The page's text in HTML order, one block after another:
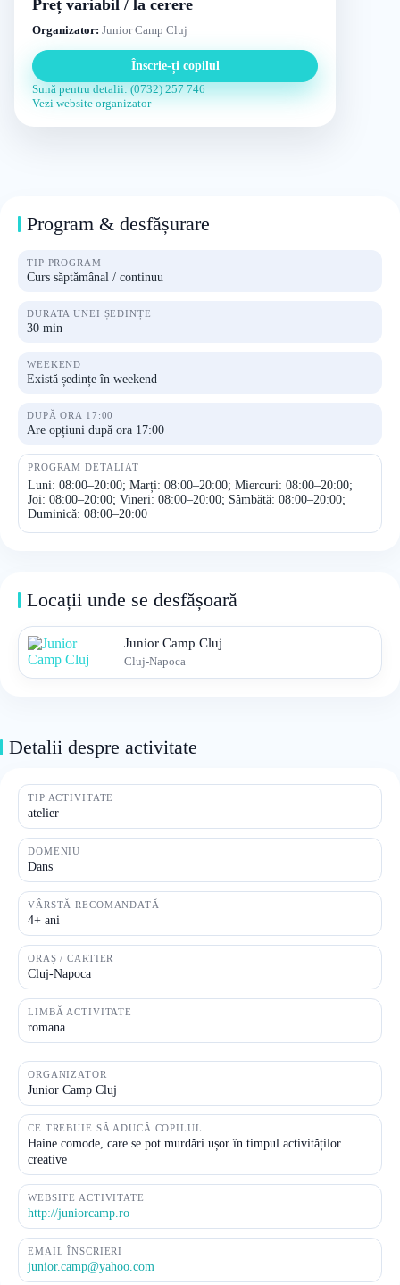
Preț variabil / la cerere
Organizator: Junior Camp Cluj
Înscrie-ți copilul
Sună pentru detalii: (0732) 257 746
Vezi website organizator
Program & desfășurare
TIP PROGRAM
Curs săptămânal / continuu
DURATA UNEI ȘEDINȚE
30 min
WEEKEND
Există ședințe în weekend
DUPĂ ORA 17:00
Are opțiuni după ora 17:00
PROGRAM DETALIAT
Luni: 08:00–20:00; Marți: 08:00–20:00; Miercuri: 08:00–20:00;
Joi: 08:00–20:00; Vineri: 08:00–20:00; Sâmbătă: 08:00–20:00;
Duminică: 08:00–20:00
Locații unde se desfășoară
Junior Camp Cluj
Cluj-Napoca
Detalii despre activitate
TIP ACTIVITATE
atelier
DOMENIU
Dans
VÂRSTĂ RECOMANDATĂ
4+ ani
ORAȘ / CARTIER
Cluj-Napoca
LIMBĂ ACTIVITATE
romana
ORGANIZATOR
Junior Camp Cluj
CE TREBUIE SĂ ADUCĂ COPILUL
Haine comode, care se pot murdări ușor în timpul activităților
creative
WEBSITE ACTIVITATE
http://juniorcamp.ro
EMAIL ÎNSCRIERI
junior.camp@yahoo.com